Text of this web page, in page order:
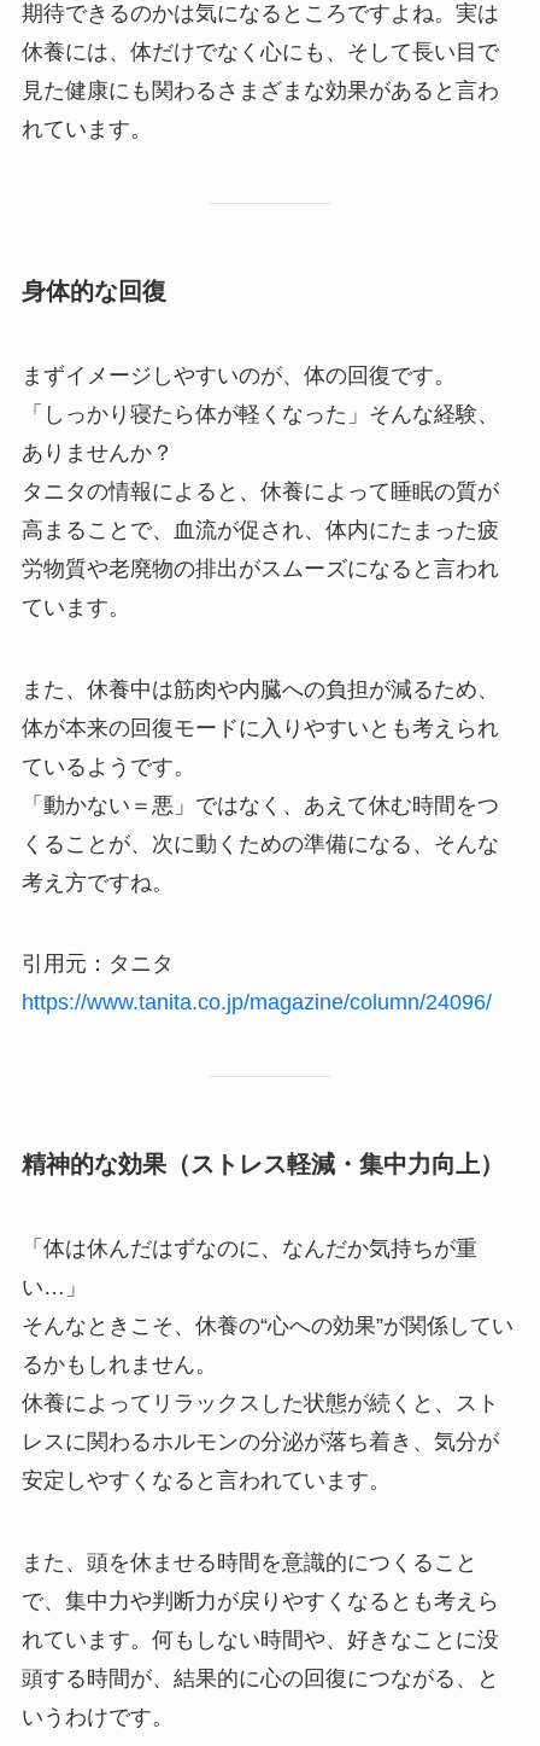
期待できるのかは気になるところですよね。実は
休養には、体だけでなく心にも、そして長い目で
見た健康にも関わるさまざまな効果があると言わ
れています。
身体的な回復
まずイメージしやすいのが、体の回復です。
「しっかり寝たら体が軽くなった」そんな経験、
ありませんか？
タニタの情報によると、休養によって睡眠の質が
高まることで、血流が促され、体内にたまった疲
労物質や老廃物の排出がスムーズになると言われ
ています。
また、休養中は筋肉や内臓への負担が減るため、
体が本来の回復モードに入りやすいとも考えられ
ているようです。
「動かない＝悪」ではなく、あえて休む時間をつ
くることが、次に動くための準備になる、そんな
考え方ですね。
引用元：タニタ
https://www.tanita.co.jp/magazine/column/24096/
精神的な効果（ストレス軽減・集中力向上）
「体は休んだはずなのに、なんだか気持ちが重
い…」
そんなときこそ、休養の“心への効果”が関係してい
るかもしれません。
休養によってリラックスした状態が続くと、スト
レスに関わるホルモンの分泌が落ち着き、気分が
安定しやすくなると言われています。
また、頭を休ませる時間を意識的につくること
で、集中力や判断力が戻りやすくなるとも考えら
れています。何もしない時間や、好きなことに没
頭する時間が、結果的に心の回復につながる、と
いうわけです。